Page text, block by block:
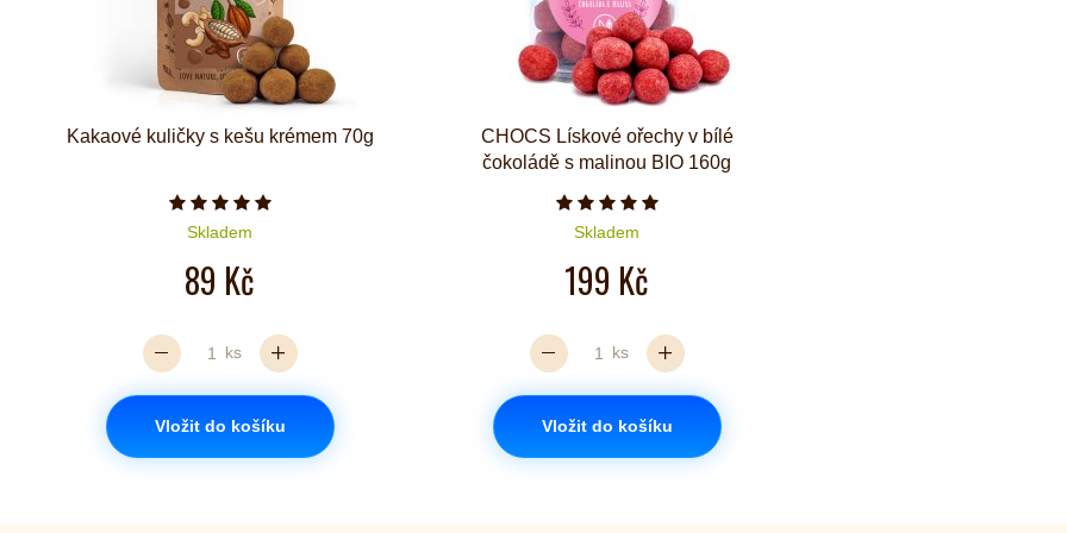
Kakaové kuličky s kešu krémem 70g
Počet hvězdiček je 5 z 5
Skladem
89 Kč
ks
Vložit do košíku
CHOCS Lískové ořechy v bílé
čokoládě s malinou BIO 160g
Počet hvězdiček je 5 z 5
Skladem
199 Kč
ks
Vložit do košíku